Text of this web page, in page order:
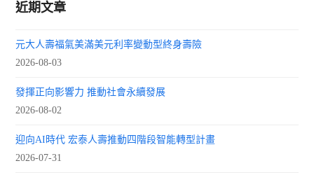
近期文章
元大人壽福氣美滿美元利率變動型終身壽險
2026-08-03
發揮正向影響力 推動社會永續發展
2026-08-02
迎向AI時代 宏泰人壽推動四階段智能轉型計畫
2026-07-31